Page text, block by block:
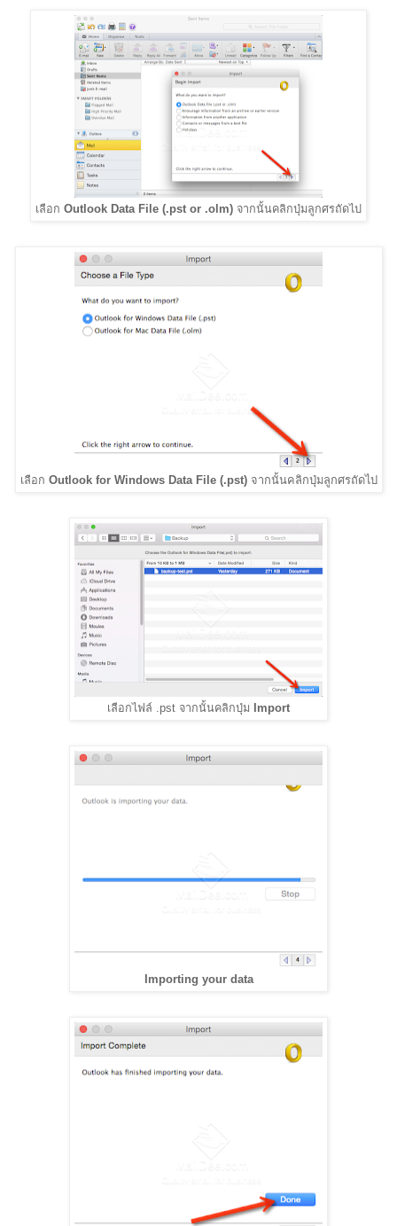
เลือก Outlook Data File (.pst or .olm) จากนั้นคลิกปุ่มลูกศรถัดไป
เลือก Outlook for Windows Data File (.pst) จากนั้นคลิกปุ่มลูกศรถัดไป
เลือกไฟล์ .pst จากนั้นคลิกปุ่ม Import
Importing your data